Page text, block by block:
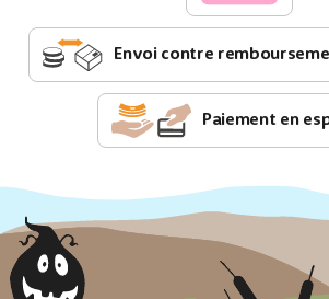
Envoi contre
Paiement en